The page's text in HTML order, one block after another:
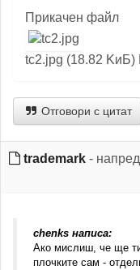
Прикачен файл
tc2.jpg (18.82 KиБ)
Отговори с цитат
trademark -
chenks написа:
Ако мислиш, че ще
плочките сам -